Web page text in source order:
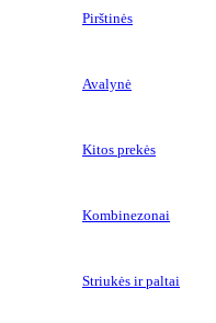
Pirštinės
Avalynė
Kitos prekės
Kombinezonai
Striukės ir paltai